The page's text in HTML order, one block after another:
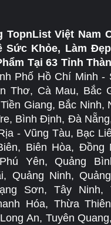
TopnList Việt Nam
Sức Khỏe, Làm
Tại 63 Tỉnh
Phố Hồ Chí Minh -
Thơ, Cà Mau, Bắc
Giang, Bắc Ninh,
Bình Định, Đà
- Vũng Tàu, Bạc
Biên Hòa, Đồng
Yên, Quảng
Quảng Ninh,
Sơn, Tây Ninh,
Hóa, Thừa
An, Tuyên